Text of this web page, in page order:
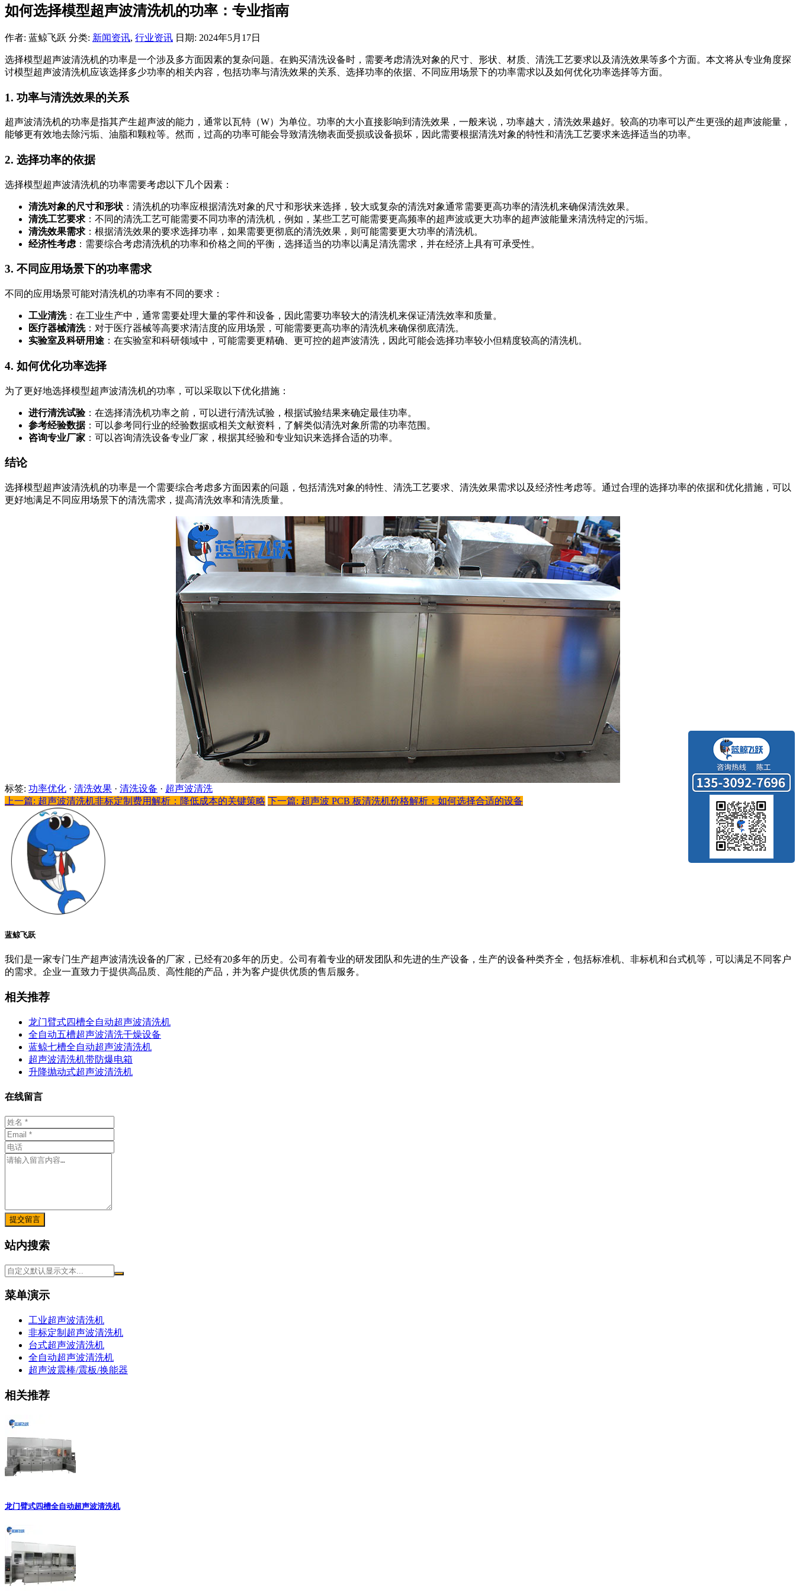
如何选择模型超声波清洗机的功率：专业指南
作者: 蓝鲸飞跃 分类: 新闻资讯, 行业资讯 日期: 2024年5月17日
选择模型超声波清洗机的功率是一个涉及多方面因素的复杂问题。在购买清洗设备时，需要考虑清洗对象的尺寸、形状、材质、清洗工艺要求以及清洗效果等多个方面。本文将从专业角度探
讨模型超声波清洗机应该选择多少功率的相关内容，包括功率与清洗效果的关系、选择功率的依据、不同应用场景下的功率需求以及如何优化功率选择等方面。
1. 功率与清洗效果的关系
超声波清洗机的功率是指其产生超声波的能力，通常以瓦特（W）为单位。功率的大小直接影响到清洗效果，一般来说，功率越大，清洗效果越好。较高的功率可以产生更强的超声波能量，
能够更有效地去除污垢、油脂和颗粒等。然而，过高的功率可能会导致清洗物表面受损或设备损坏，因此需要根据清洗对象的特性和清洗工艺要求来选择适当的功率。
2. 选择功率的依据
选择模型超声波清洗机的功率需要考虑以下几个因素：
清洗对象的尺寸和形状 ：清洗机的功率应根据清洗对象的尺寸和形状来选择，较大或复杂的清洗对象通常需要更高功率的清洗机来确保清洗效果。
清洗工艺要求 ：不同的清洗工艺可能需要不同功率的清洗机，例如，某些工艺可能需要更高频率的超声波或更大功率的超声波能量来清洗特定的污垢。
清洗效果需求 ：根据清洗效果的要求选择功率，如果需要更彻底的清洗效果，则可能需要更大功率的清洗机。
经济性考虑 ：需要综合考虑清洗机的功率和价格之间的平衡，选择适当的功率以满足清洗需求，并在经济上具有可承受性。
3. 不同应用场景下的功率需求
不同的应用场景可能对清洗机的功率有不同的要求：
工业清洗：在工业生产中，通常需要处理大量的零件和设备，因此需要功率较大的清洗机来保证清洗效率和质量。
医疗器械清洗：对于医疗器械等高要求清洁度的应用场景，可能需要更高功率的清洗机来确保彻底清洗。
实验室及科研用途 ：在实验室和科研领域中，可能需要更精确、更可控的超声波清洗，因此可能会选择功率较小但精度较高的清洗机。
4. 如何优化功率选择
为了更好地选择模型超声波清洗机的功率，可以采取以下优化措施：
进行清洗试验：在选择清洗机功率之前，可以进行清洗试验，根据试验结果来确定最佳功率。
参考经验数据：可以参考同行业的经验数据或相关文献资料，了解类似清洗对象所需的功率范围。
咨询专业厂家 ：可以咨询清洗设备专业厂家，根据其经验和专业知识来选择合适的功率。
结论
选择模型超声波清洗机的功率是一个需要综合考虑多方面因素的问题，包括清洗对象的特性、清洗工艺要求、清洗效果需求以及经济性考虑等。通过合理的选择功率的依据和优化措施，可以
更好地满足不同应用场景下的清洗需求，提高清洗效率和清洗质量。
标签: 功率优化 · 清洗效果 · 清洗设备 · 超声波清洗
上一篇: 超声波清洗机非标定制费用解析：降低成本的关键策略 下一篇: 超声波 PCB 板清洗机价格解析：如何选择合适的设备
蓝鲸飞跃
我们是一家专门生产超声波清洗设备的厂家，已经有20多年的历史。公司有着专业的研发团队和先进的生产设备，生产的设备种类齐全，包括标准机、非标机和台式机等，可以满足不同客户
的需求。企业一直致力于提供高品质、高性能的产品，并为客户提供优质的售后服务。
相关推荐
龙门臂式四槽全自动超声波清洗机
全自动五槽超声波清洗干燥设备
蓝鲸七槽全自动超声波清洗机
超声波清洗机带防爆电箱
升降抛动式超声波清洗机
在线留言
提交留言
站内搜索
菜单演示
工业超声波清洗机
非标定制超声波清洗机
台式超声波清洗机
全自动超声波清洗机
超声波震棒/震板/换能器
相关推荐
龙门臂式四槽全自动超声波清洗机